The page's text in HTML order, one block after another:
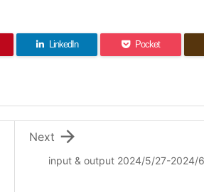
LinkedIn Pocket
input & output 2024/5/27-2024/

Next